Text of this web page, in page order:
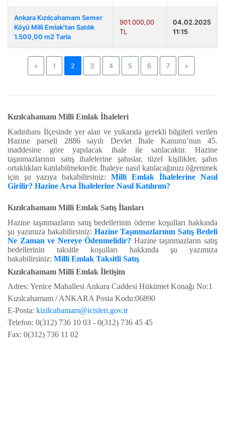
Ankara Kızılcahamam Semer
Köyü Milli Emlak'tan Satılık
1.500,00 m2 Tarla
901.000,00
TL
04.02.2025
11:15
« Previous
1 2 3 4 5 6 7 »
Kızılcahamam Milli Emlak İhaleleri
Kadınhanı İlçesinde yer alan ve yukarıda gerekli bilgileri verilen
Hazine parseli 2886 sayılı Devlet İhale Kanunu’nun 45.
maddesine göre yapılacak ihale ile satılacaktır. Hazine
taşınmazlarının satış ihalelerine şahıslar, tüzel kişilikler, şahıs
ortaklıkları katılabilmektedir. İhaleye nasıl katılacağınızı öğrenmek
için şu yazıya bakabilirsiniz: Milli Emlak İhalelerine Nasıl
Girilir? Hazine Arsa İhalelerine Nasıl Katılırım?
Kızılcahamam Milli Emlak Satış İlanları
Hazine taşınmazların satış bedellerinin ödeme koşulları hakkında
şu yazımıza bakabilirsiniz: Hazine Taşınmazlarının Satış Bedeli
Ne Zaman ve Nereye Ödenmelidir? Hazine taşınmazların satış
bedellerinin taksitle koşulları hakkında şu yazımıza
bakabilirsiniz: Milli Emlak Taksitli Satış
Kızılcahamam Milli Emlak İletişim
Adres: Yenice Mahallesi Ankara Caddesi Hükümet Konağı No:1
Kızılcahamam / ANKARA Posta Kodu:06890
E-Posta: kizilcahamam@icisleri.gov.tr
Telefon: 0(312) 736 10 03 - 0(312) 736 45 45
Fax: 0(312) 736 11 02